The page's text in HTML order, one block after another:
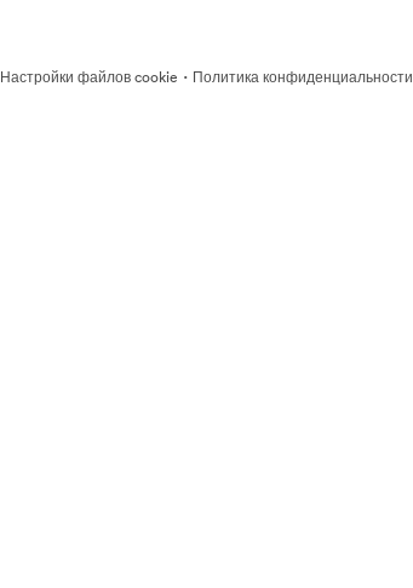
Настройки файлов cookie · Политика конфиденциальности